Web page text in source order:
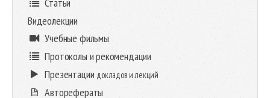
Видеолекции
Учебные фильмы
Протоколы и рекомендации
Презентации докладов и лекций
Авторефераты